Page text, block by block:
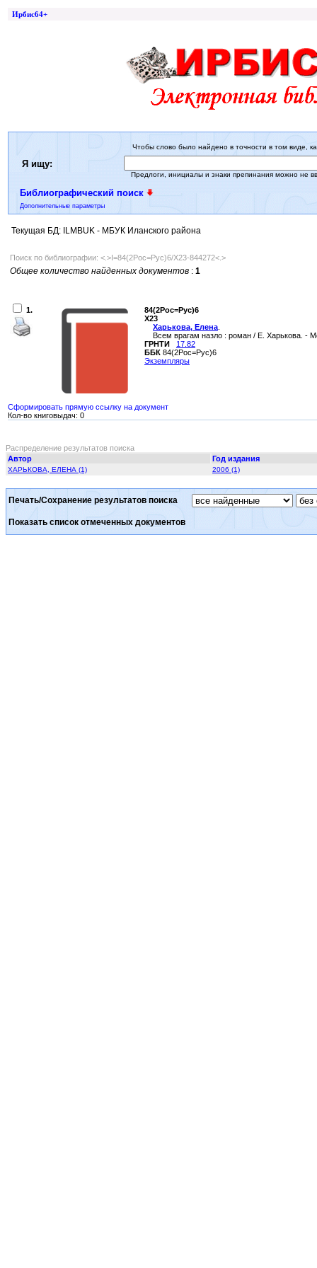
Ирбис64+
Я ищу:
Чтобы слово было найдено в точности в том виде,
Предлоги, инициалы и знаки препинания можно не
Библиографический поиск
Дополнительные параметры
Текущая БД: ILMBUK - МБУК Иланского района
Поиск по библиографии: <.>I=84(2Рос=Рус)6/Х23-844272<.>
Общее количество найденных документов : 1
1.
84(2Рос=Рус)6
Х23
Харькова, Елена
Всем врагам назло : роман / Е. Харькова. -
ГРНТИ
17.82
ББК 84(2Рос=Рус)6
Экземпляры
Сформировать прямую ссылку на документ
Кол-во книговыдач: 0
Распределение результатов поиска
Автор
Год издания
ХАРЬКОВА, ЕЛЕНА (1) 2006 (1)
Печать/Сохранение результатов поиска
Показать список отмеченных документов